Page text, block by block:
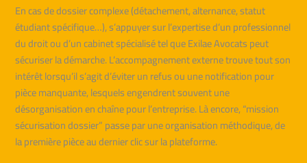
En cas de dossier complexe (détachement, alternance, statut
étudiant spécifique…), s’appuyer sur l’expertise d’un professionnel
du droit ou d’un cabinet spécialisé tel que Exilae Avocats peut
sécuriser la démarche. L’accompagnement externe trouve tout son
intérêt lorsqu’il s’agit d’éviter un refus ou une notification pour
pièce manquante, lesquels engendrent souvent une
désorganisation en chaîne pour l’entreprise. Là encore, “mission
sécurisation dossier” passe par une organisation méthodique, de
la première pièce au dernier clic sur la plateforme.